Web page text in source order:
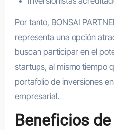
Por tanto, BONSAI
representa una opción
buscan participar en el
startups, al mismo tiempo
portafolio de inversiones
empresarial.
Beneficios